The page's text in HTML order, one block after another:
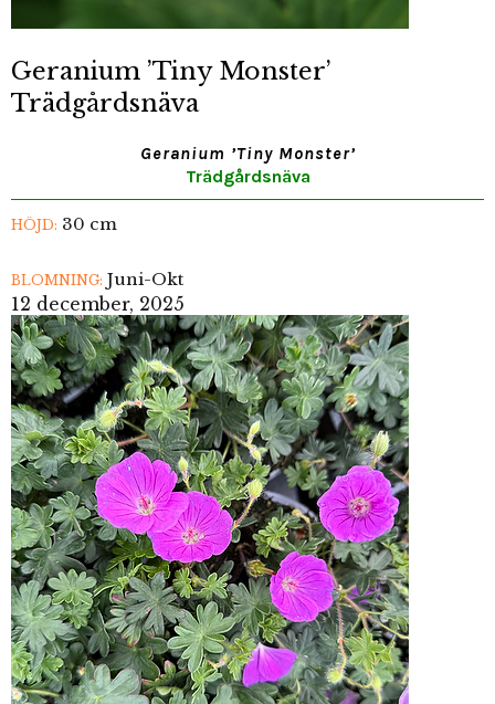
Geranium ’Tiny Monster’
Trädgårdsnäva
Geranium ’Tiny Monster’
Trädgårdsnäva
HÖJD: 30 cm
BLOMNING: Juni-Okt
12 december, 2025